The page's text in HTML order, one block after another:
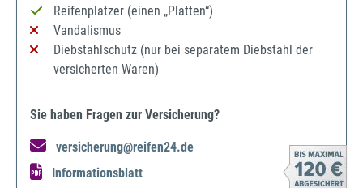
Reifenplatzer (einen „Platten“)
Vandalismus
Diebstahlschutz (nur bei separatem Diebstahl der
versicherten Waren)
Sie haben Fragen zur Versicherung?
versicherung@reifen24.de
Informationsblatt